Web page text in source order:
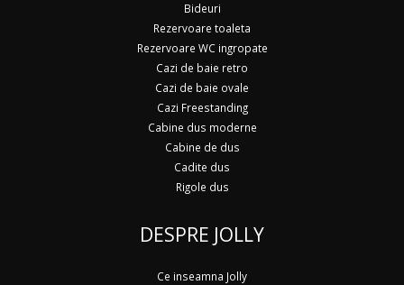
Bideuri
Rezervoare toaleta
Rezervoare WC ingropate
Cazi de baie retro
Cazi de baie ovale
Cazi Freestanding
Cabine dus moderne
Cabine de dus
Cadite dus
Rigole dus
DESPRE JOLLY
Ce inseamna Jolly